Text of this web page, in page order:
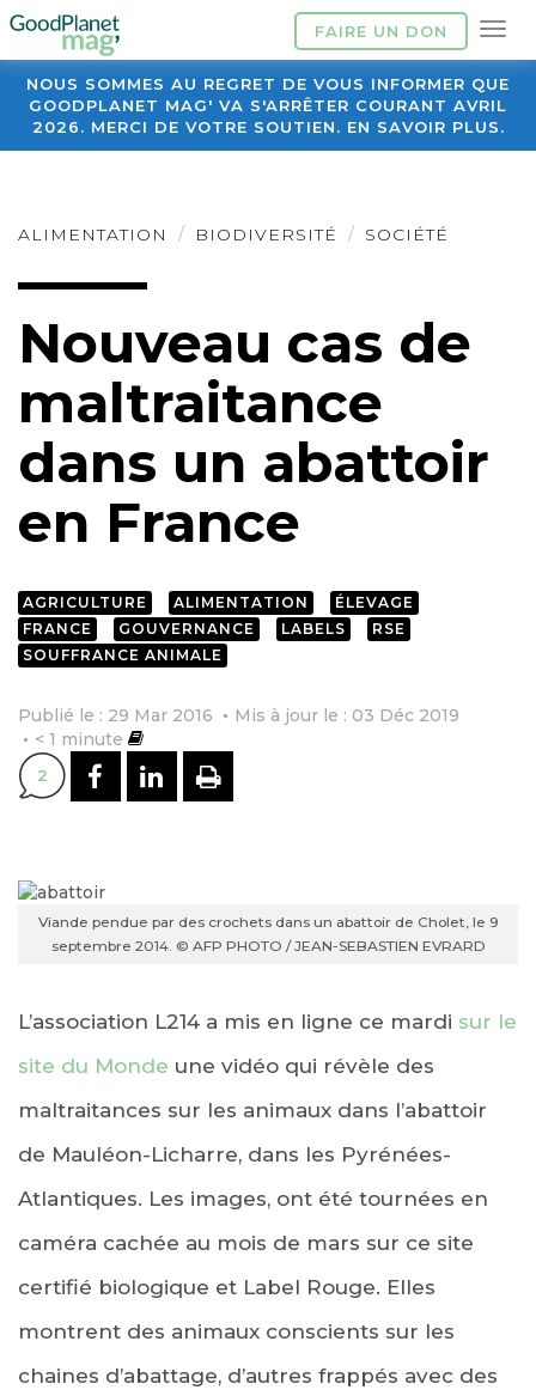
FAIRE UN DON
NOUS SOMMES AU REGRET DE VOUS INFORMER QUE
GOODPLANET MAG' VA S'ARRÊTER COURANT AVRIL
2026. MERCI DE VOTRE SOUTIEN. EN SAVOIR PLUS.
ALIMENTATION BIODIVERSITÉ SOCIÉTÉ
Nouveau cas de
maltraitance
dans un abattoir
en France
AGRICULTURE ALIMENTATION
ÉLEVAGE
FRANCE
GOUVERNANCE LABELS
RSE
SOUFFRANCE ANIMALE
Publié le : 29 Mar 2016
Mis à jour le : 03 Déc 2019
< 1 minute
2 PARTAGER SUR FACEBOOK
PARTAGER SUR
IMPRIMER
Viande pendue par des crochets dans un abattoir de Cholet, le 9
septembre 2014. © AFP PHOTO / JEAN-SEBASTIEN EVRARD
L’association L214 a mis en ligne ce mardi sur le
site du Monde une vidéo qui révèle des
maltraitances sur les animaux dans l’abattoir
de Mauléon-Licharre, dans les Pyrénées-
Atlantiques. Les images, ont été tournées en
caméra cachée au mois de mars sur ce site
certifié biologique et Label Rouge. Elles
montrent des animaux conscients sur les
chaines d’abattage, d’autres frappés avec des